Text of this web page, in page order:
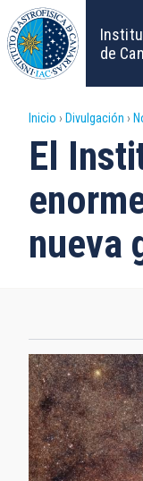
Pasar
al
contenido
principal
de
enlaces
de
ayuda
la
Inicio Divulgación
El
nueva